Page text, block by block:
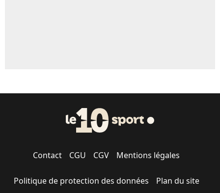
Contact CGU CGV Mentions légales
Politique de protection des données Plan du site